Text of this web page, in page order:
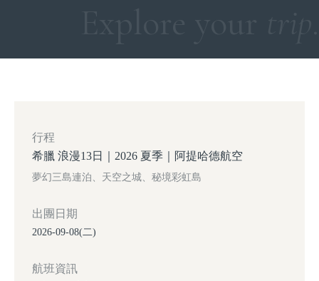
出團日期
2026-09-08(二)
行程
希臘 浪漫13日｜2026 夏季｜阿提哈德航空
夢幻三島連泊、天空之城、秘境彩虹島
航班資訊